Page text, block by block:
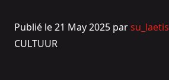
Publié le 21 May 2025 parsu_laetis
CULTUUR